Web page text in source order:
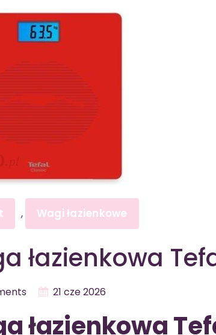
, Wagi łazienkowe
łazienkowa
21 cze 2026
łazienkowa